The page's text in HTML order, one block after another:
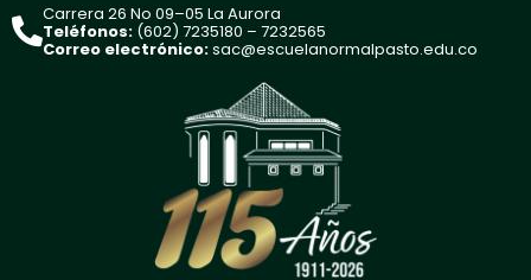
Carrera 26 No 09–05 La Aurora
Teléfonos: (602) 7235180 – 7232565
Correo electrónico:sac@escuelanormalpasto.edu.co